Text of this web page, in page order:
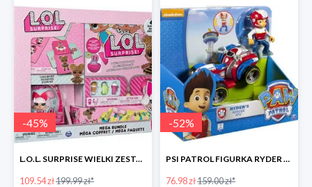
-45%
L.O.L. SURPRISE WIELKI ZESTAW NIESPODZIANKA 4 GRY -45%
109.54 zł199.99 zł*
-52%
PSI PATROL FIGURKA RYDER + QUAD POJAZD RATUNKOWY -51%
76.98 zł159.00 zł*